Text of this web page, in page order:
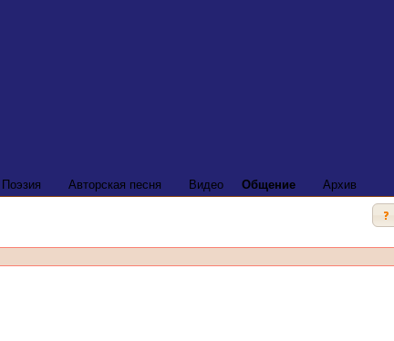
Поэзия Авторская песня Видео Общение Архив